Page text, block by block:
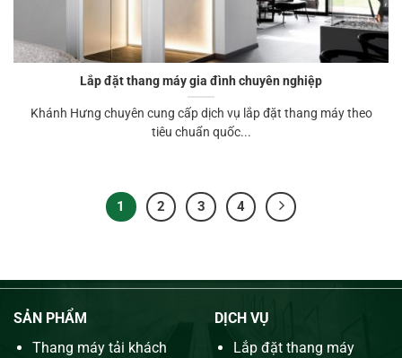
Lắp đặt thang máy gia đình chuyên nghiệp
Khánh Hưng chuyên cung cấp dịch vụ lắp đặt thang máy theo
tiêu chuẩn quốc...
1 2 3 4
SẢN PHẨM
Thang máy tải khách
DỊCH VỤ
Lắp đặt thang máy